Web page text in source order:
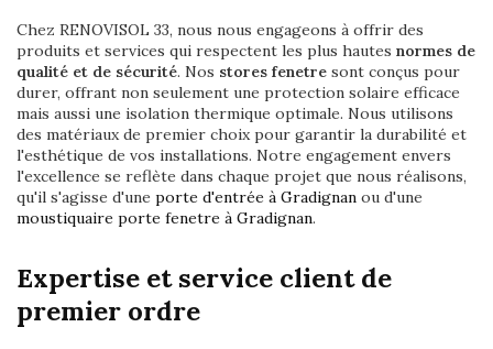
Chez RENOVISOL 33, nous nous engageons à offrir des
produits et services qui respectent les plus hautes normes de
qualité et de sécurité. Nos stores fenetre sont conçus pour
durer, offrant non seulement une protection solaire efficace
mais aussi une isolation thermique optimale. Nous utilisons
des matériaux de premier choix pour garantir la durabilité et
l'esthétique de vos installations. Notre engagement envers
l'excellence se reflète dans chaque projet que nous réalisons,
qu'il s'agisse d'une porte d'entrée à Gradignan ou d'une
moustiquaire porte fenetre à Gradignan.
Expertise et service client de
premier ordre